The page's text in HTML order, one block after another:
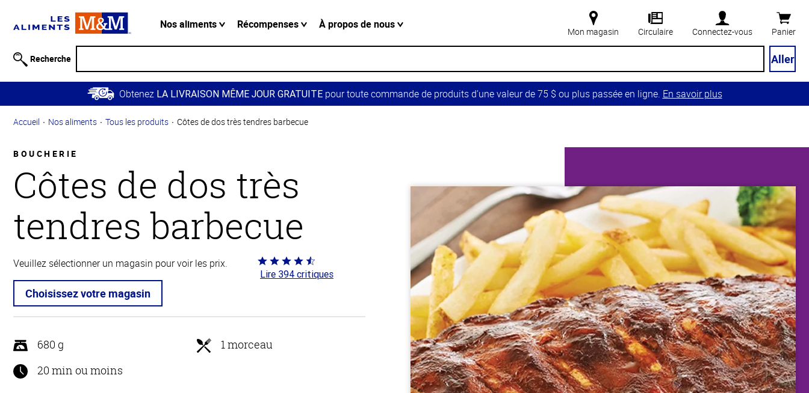
relative à
Passer
contenu
Retour à
principale
Nos aliments Récompenses À propos de nous
Mon magasin Circulaire Connectez-vous Panier
Recherche Aller
Obtenez LA LIVRAISON MÊME JOUR GRATUITEpour toute commande de produits d’une valeur de 75 $ ou plus passée en ligne. En savoir plus
Accueil Nos aliments Tous les produits Côtes de dos très tendres barbecue
BOUCHERIE
Côtes de dos très
tendres barbecue
Veuillez sélectionner un magasin pour voir les prix.
Choisissez votre magasin
Coté
4.7 sur
Lire 394 critiques
680 g
1 morceau
20 min ou moins